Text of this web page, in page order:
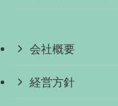
会社概要
経営方針